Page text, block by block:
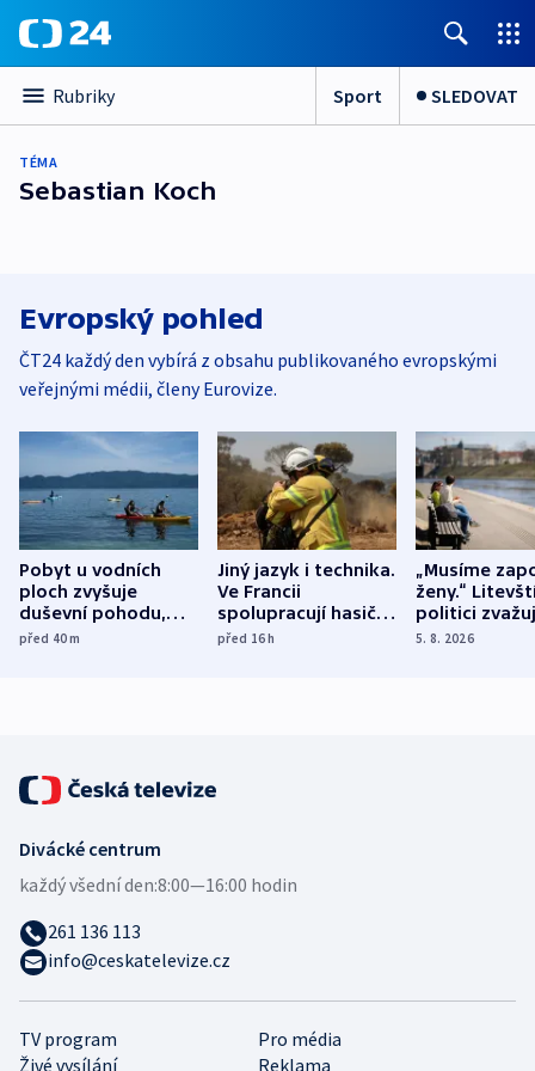
Rubriky Sport SLEDOVAT
TÉMA
Sebastian Koch
Evropský pohled
ČT24 každý den vybírá z obsahu publikovaného evropskými
veřejnými médii, členy Eurovize.
Pobyt u vodních
ploch zvyšuje
duševní pohodu,
ukázala
před 40m
Jiný jazyk i technika.
Ve Francii
spolupracují hasiči z
různých zemí
před 16h
„Musíme
ženy.“
politici
dohodu o
5. 8. 2026
TV program
Pro média
Živé vysílání
Reklama
Divácké centrum
každý všední den:8:00—16:00 hodin
261 136 113
info@ceskatelevize.cz